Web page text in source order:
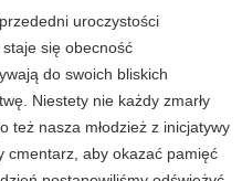
uroczystości
się obecność
do swoich bliskich
Niestety nie każdy zmarły
też nasza młodzież z inicjatywy
cmentarz, aby okazać pamięć